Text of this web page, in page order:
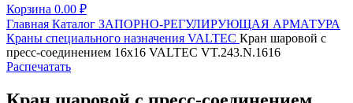
Корзина 0.00 ₽
Главная Каталог ЗАПОРНО-РЕГУЛИРУЮЩАЯ АРМАТУРА
Краны специального назначения VALTEC Кран шаровой с
пресс-соединением 16х16 VALTEC VT.243.N.1616
Распечатать